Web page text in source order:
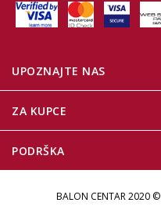
UPOZNAJTE NAS
ZA KUPCE
PODRŠKA
BALON CENTAR 2020 ©